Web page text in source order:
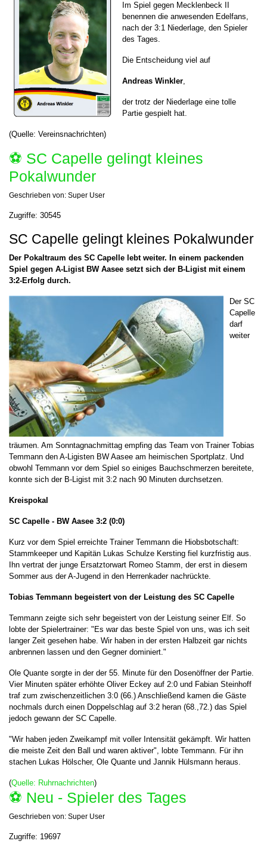
Im Spiel gegen Mecklenbeck II
benennen die anwesenden Edelfans,
nach der 3:1 Niederlage, den Spieler
des Tages.
Die Entscheidung viel auf
Andreas Winkler,
der trotz der Niederlage eine tolle
Partie gespielt hat.
(Quelle: Vereinsnachrichten)
⚽️ SC Capelle gelingt kleines
Pokalwunder
Geschrieben von: Super User
Zugriffe: 30545
SC Capelle gelingt kleines Pokalwunder
Der Pokaltraum des SC Capelle lebt weiter. In einem packenden
Spiel gegen A-Ligist BW Aasee setzt sich der B-Ligist mit einem
3:2-Erfolg durch.
Der SC
Capelle
darf
weiter
träumen. Am Sonntagnachmittag empfing das Team von Trainer Tobias
Temmann den A-Ligisten BW Aasee am heimischen Sportplatz. Und
obwohl Temmann vor dem Spiel so einiges Bauchschmerzen bereitete,
konnte sich der B-Ligist mit 3:2 nach 90 Minuten durchsetzen.
Kreispokal
SC Capelle - BW Aasee 3:2 (0:0)
Kurz vor dem Spiel erreichte Trainer Temmann die Hiobsbotschaft:
Stammkeeper und Kapitän Lukas Schulze Kersting fiel kurzfristig aus.
Ihn vertrat der junge Ersatztorwart Romeo Stamm, der erst in diesem
Sommer aus der A-Jugend in den Herrenkader nachrückte.
Tobias Temmann begeistert von der Leistung des SC Capelle
Temmann zeigte sich sehr begeistert von der Leistung seiner Elf. So
lobte der Spielertrainer: "Es war das beste Spiel von uns, was ich seit
langer Zeit gesehen habe. Wir haben in der ersten Halbzeit gar nichts
anbrennen lassen und den Gegner dominiert."
Ole Quante sorgte in der der 55. Minute für den Dosenöffner der Partie.
Vier Minuten später erhöhte Oliver Eckey auf 2:0 und Fabian Steinhoff
traf zum zwischenzeitlichen 3:0 (66.) Anschließend kamen die Gäste
nochmals durch einen Doppelschlag auf 3:2 heran (68.,72.) das Spiel
jedoch gewann der SC Capelle.
"Wir haben jeden Zweikampf mit voller Intensität gekämpft. Wir hatten
die meiste Zeit den Ball und waren aktiver", lobte Temmann. Für ihn
stachen Lukas Hölscher, Ole Quante und Jannik Hülsmann heraus.
(Quelle: Ruhrnachrichten)
⚽️ Neu - Spieler des Tages
Geschrieben von: Super User
Zugriffe: 19697